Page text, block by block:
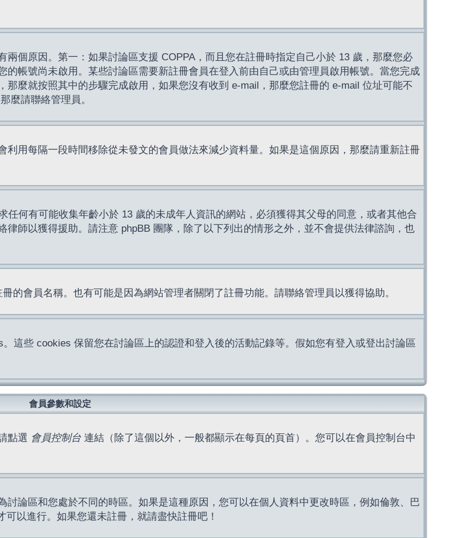
個原因。第一：如果討論區支援 COPPA，而且您在註冊時指定自己小於 13 歲，那麼您必
帳號尚未啟用。某些討論區需要新註冊會員在登入前由自己或由管理員啟用帳號。當您完成
麼就按照其中的步驟完成啟用，如果您沒有收到 e-mail，那麼您註冊的 e-mail 位址可能不
麼請聯絡管理員。
用每隔一段時間移除從未發文的會員做法來減少資料量。如果是這個原因，那麼請重新註冊
何有可能收集年齡小於 13 歲的未成年人資訊的網站，必須獲得其父母的同意，或者其他合
師以獲得援助。請注意 phpBB 團隊，除了以下列出的情形之外，並不會提供法律諮詢，也
的會員名稱。也有可能是因為網站管理者關閉了註冊功能。請聯絡管理員以獲得協助。
這些 cookies 保留您在討論區上的認證和登入後的活動記錄等。假如您有登入或登出討論區
會員參數和設定
點選 會員控制台 連結（除了這個以外，一般都顯示在每頁的頁首）。您可以在會員控制台中
論區和您處於不同的時區。如果是這種原因，您可以在個人資料中更改時區，例如倫敦、巴
以進行。如果您還未註冊，就請盡快註冊吧！